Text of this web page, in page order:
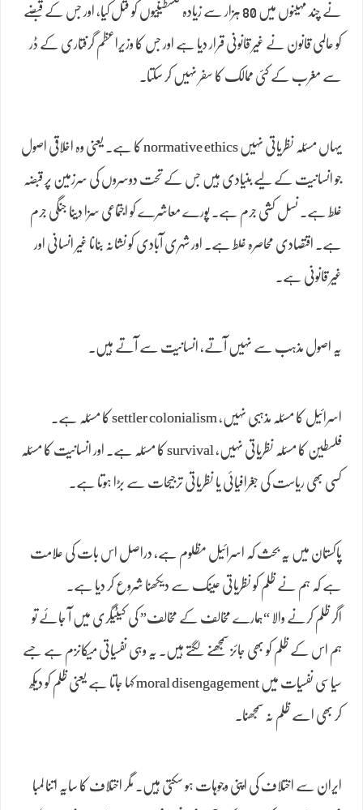
نے چند مہینوں میں 80 ہزار سے زیادہ فلسطینیوں کو قتل کیا، اور جس کے قبضے
کو عالمی قانون نے غیر قانونی قرار دیا ہے اور جس کا وزیراعظم گرفتاری کے ڈر
سے مغرب کے کئی ممالک کا سفر نہیں کر سکتا۔
یہاں مسئلہ نظریاتی نہیں normative ethics کا ہے۔ یعنی وہ اخلاقی اصول
جو انسانیت کے لیے بنیادی ہیں جس کے تحت دوسروں کی سرزمین پر قبضہ
غلط ہے۔ نسل کشی جرم ہے۔ پورے معاشرے کو اجتماعی سزا دینا جنگی جرم
ہے۔ اقتصادی محاصرہ غلط ہے۔ اور شہری آبادی کو نشانہ بنانا غیر انسانی اور
غیر قانونی ہے۔
یہ اصول مذہب سے نہیں آتے، انسانیت سے آتے ہیں۔
اسرائیل کا مسئلہ مذہبی نہیں، settler colonialism کا مسئلہ ہے۔
فلسطین کا مسئلہ نظریاتی نہیں، survival کا مسئلہ ہے۔ اور انسانیت کا مسئلہ
کسی بھی ریاست کی جغرافیائی یا نظریاتی ترجیحات سے بڑا ہوتا ہے۔
پاکستان میں یہ بحث کہ اسرائیل مظلوم ہے، دراصل اس بات کی علامت
ہے کہ ہم نے ظلم کو نظریاتی عینک سے دیکھنا شروع کر دیا ہے۔
اگر ظلم کرنے والا “ہمارے مخالف کے مخالف” کی کیٹیگری میں آ جائے تو
ہم اس کے ظلم کو بھی جائز سمجھنے لگتے ہیں۔ یہ وہی نفسیاتی میکانزم ہے جسے
سیاسی نفسیات میں moral disengagement کہا جاتا ہے یعنی ظلم کو دیکھ
کر بھی اسے ظلم نہ سمجھنا۔
ایران سے اختلاف کی اپنی وجوہات ہو سکتی ہیں۔ مگر اختلاف کا سایہ اتنا لمبا